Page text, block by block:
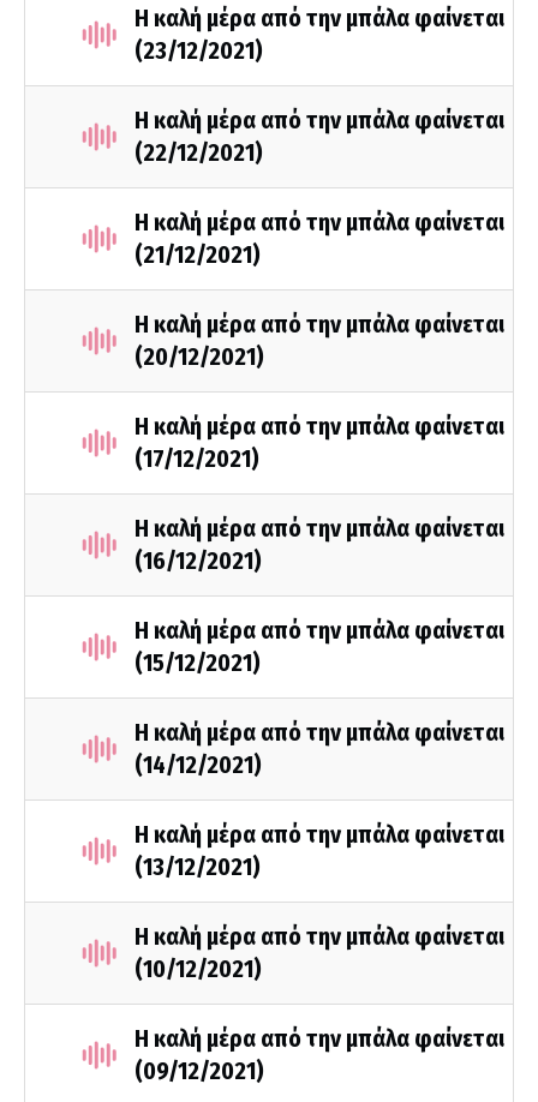
Η καλή μέρα από την μπάλα φαίνεται
(23/12/2021)
Η καλή μέρα από την μπάλα φαίνεται
(22/12/2021)
Η καλή μέρα από την μπάλα φαίνεται
(21/12/2021)
Η καλή μέρα από την μπάλα φαίνεται
(20/12/2021)
Η καλή μέρα από την μπάλα φαίνεται
(17/12/2021)
Η καλή μέρα από την μπάλα φαίνεται
(16/12/2021)
Η καλή μέρα από την μπάλα φαίνεται
(15/12/2021)
Η καλή μέρα από την μπάλα φαίνεται
(14/12/2021)
Η καλή μέρα από την μπάλα φαίνεται
(13/12/2021)
Η καλή μέρα από την μπάλα φαίνεται
(10/12/2021)
Η καλή μέρα από την μπάλα φαίνεται
(09/12/2021)